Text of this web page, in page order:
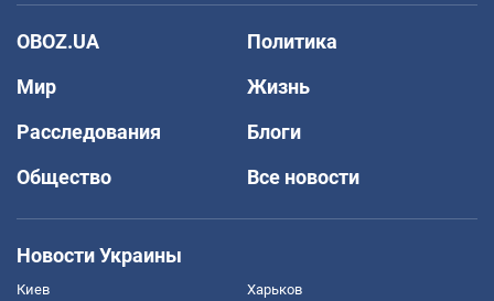
OBOZ.UA
Политика
Мир
Жизнь
Расследования
Блоги
Общество
Все новости
Новости Украины
Киев Харьков